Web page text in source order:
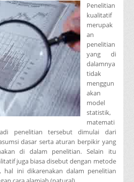
Penelitian
kualitatif
merupak
an
penelitian
yang di
dalamnya
tidak
menggun
akan
model
statistik,
matemati
penelitian tersebut dimulai dari
dasar serta aturan berpikir yang
di dalam penelitian. Selain itu
juga biasa disebut dengan metode
hal ini dikarenakan dalam penelitian